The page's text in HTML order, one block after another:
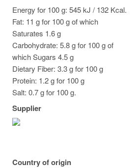
Energy for 100 g: 545 kJ / 132 Kcal.
Fat: 11 g for 100 g of which
Saturates 1.6 g
Carbohydrate: 5.8 g for 100 g of
which Sugars 4.5 g
Dietary Fiber: 3.3 g for 100 g
Protein: 1.2 g for 100 g
Salt: 0.7 g for 100 g.
Supplier
Country of origin